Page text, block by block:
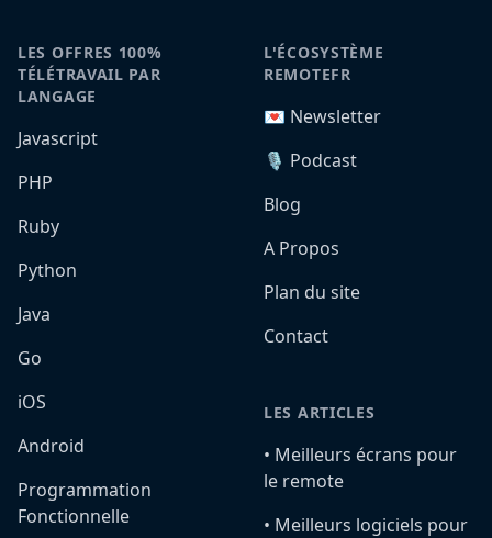
LES OFFRES 100%
TÉLÉTRAVAIL PAR
LANGAGE
Javascript
PHP
Ruby
Python
Java
Go
iOS
Android
Programmation
Fonctionnelle
L'ÉCOSYSTÈME
REMOTEFR
💌 Newsletter
🎙️ Podcast
Blog
A Propos
Plan du site
Contact
LES ARTICLES
•️ Meilleurs écrans pour
le remote
•️ Meilleurs logiciels pour